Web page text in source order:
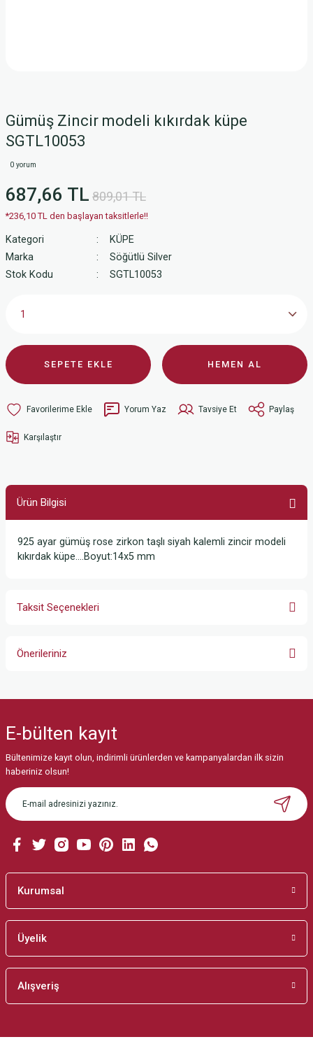
Gümüş Zincir modeli kıkırdak küpe
SGTL10053
0 yorum
687,66 TL 809,01 TL
*236,10 TL den başlayan taksitlerle!!
Kategori
KÜPE
Marka
Söğütlü Silver
Stok Kodu
SGTL10053
SEPETE EKLE HEMEN AL
Yorum Yaz Tavsiye Et Paylaş
Karşılaştır
Ürün Bilgisi
925 ayar gümüş rose zirkon taşlı siyah kalemli zincir modeli
kıkırdak küpe….Boyut:14x5 mm
Taksit Seçenekleri
Önerileriniz
Görüş ve önerileriniz için teşekkür ederiz.
Ürün resmi kalitesiz, bozuk veya görüntülenemiyor.
Ürün açıklamasında eksik bilgiler bulunuyor.
Ürün bilgilerinde hatalar bulunuyor.
Bu ürüne benzer farklı alternatifler olmalı.
E-bülten kayıt
Bültenimize kayıt olun, indirimli ürünlerden ve kampanyalardan ilk sizin
haberiniz olsun!
Kurumsal
Üyelik
Alışveriş